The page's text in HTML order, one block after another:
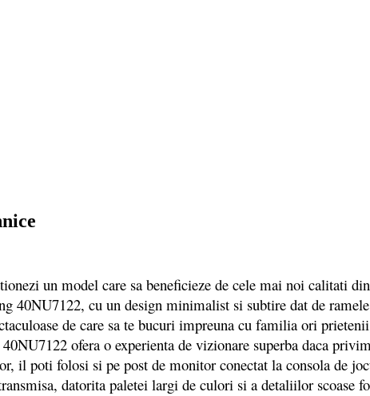
un model care sa beneficieze de cele mai noi calitati
40NU7122, cu un design minimalist si subtire dat de
de care sa te bucuri impreuna cu familia ori
ofera o experienta de vizionare superba daca
il poti folosi si pe post de monitor conectat la consola de
datorita paletei largi de culori si a detaliilor scoase